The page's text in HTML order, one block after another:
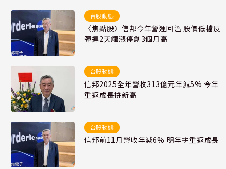
台股動態
〈焦點股〉信邦今年營運回溫 股價低檔反
彈連2天觸漲停創3個月高
台股動態
信邦2025全年營收313億元年減5% 今年
重返成長拚新高
台股動態
信邦前11月營收年減6% 明年拚重返成長